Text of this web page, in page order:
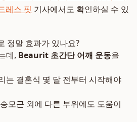
레스 핏 기사에서도 확인하실 수 있
정말 효과가 있나요?
데, Beaurit 초간단 어깨 운동을
는 결혼식 몇 달 전부터 시작해야
모근 외에 다른 부위에도 도움이